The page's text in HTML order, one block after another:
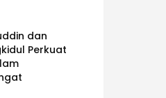
dan
Perkuat